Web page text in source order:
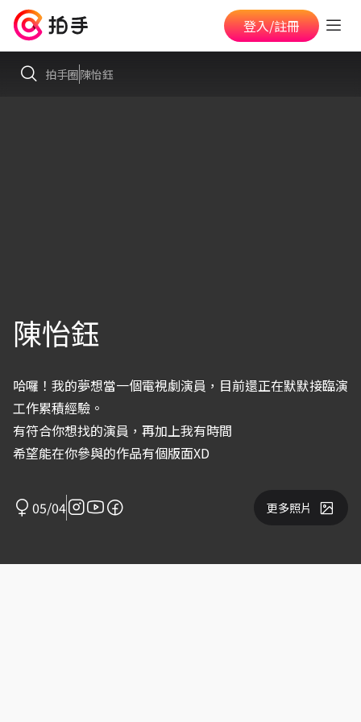
登入/註冊
拍手圈陳怡鈺
陳怡鈺
哈囉！我的夢想當一個電視劇演員，目前還正在默默接臨演
工作累積經驗。
有符合你想找的演員，再加上我有時間
希望能在你參與的作品有個版面XD
05/04 更多照片